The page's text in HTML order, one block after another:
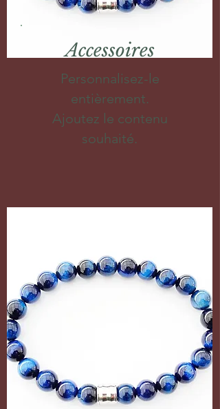
Accessoires
Personnalisez-le
entièrement.
Ajoutez le contenu
souhaité.